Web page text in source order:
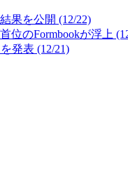
果を公開 (12/22)
のFormbookが浮上
発表 (12/21)